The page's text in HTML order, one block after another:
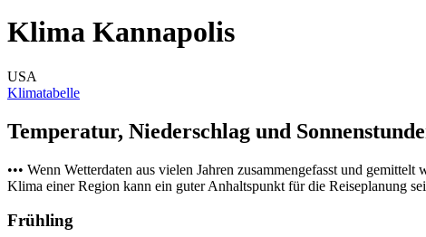
Klima Kannapolis
USA
Klimatabelle
Temperatur, Niederschlag und
••• Wenn Wetterdaten aus vielen Jahren zusammengefasst und gemittelt
Klima einer Region kann ein guter Anhaltspunkt für die Reiseplanung
Frühling